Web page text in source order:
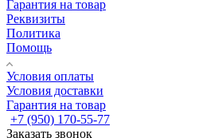
Гарантия на товар
Реквизиты
Политика
Помощь
Условия оплаты
Условия доставки
Гарантия на товар
+7 (950) 170-55-77
Заказать звонок